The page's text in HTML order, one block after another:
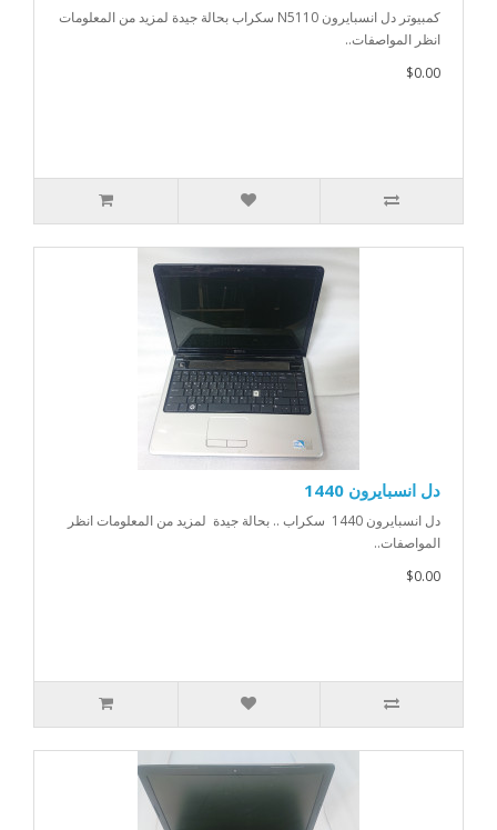
كمبيوتر دل انسبايرون N5110 سكراب بحالة جيدة لمزيد من المعلومات
انظر المواصفات..
$0.00
دل انسبايرون 1440
دل انسبايرون 1440 سكراب .. بحالة جيدة لمزيد من المعلومات انظر
المواصفات..
$0.00